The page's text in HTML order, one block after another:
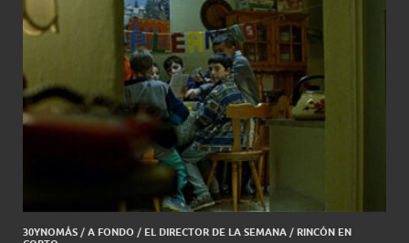
30YNOMÁS / A FONDO / EL DIRECTOR DE LA SEMANA / RINCÓN EN